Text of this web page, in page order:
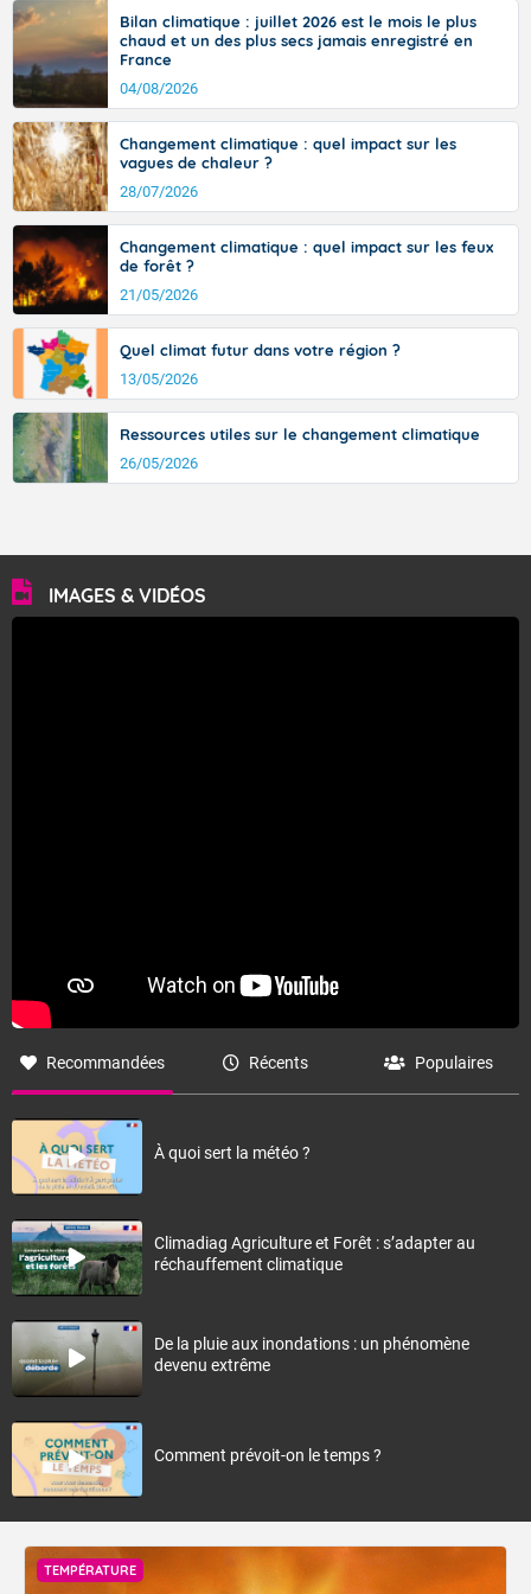
vent turbulent soufflant de secteur nord-ouest à nord, ou ouest à nord-
ouest, dans un secteur qui part du Roussillon à la vallée de l’Aude et à
l’ouest de l’Hérault. L’étymologie de ce vent vient du latin trasmontanus,
signifiant au-delà des monts, en allusion aux régions montagneuses
d’où provient ce vent.
Bilan climatique : juillet 2026 est le mois le plus
chaud et un des plus secs jamais enregistré en
France
04/08/2026
Changement climatique : quel impact sur les
vagues de chaleur ?
28/07/2026
Changement climatique : quel impact sur les feux
de forêt ?
21/05/2026
Quel climat futur dans votre région ?
13/05/2026
Ressources utiles sur le changement climatique
26/05/2026
IMAGES & VIDÉOS
Recommandées Récents Populaires
À quoi sert la météo ?
Climadiag Agriculture et Forêt : s’adapter au
réchauffement climatique
De la pluie aux inondations : un phénomène
devenu extrême
Comment prévoit-on le temps ?
TEMPÉRATURE